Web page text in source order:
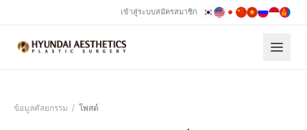
เข้าสู่ระบบสมัครสมาชิก
ข้อมูลศัลยกรรม / โพสต์